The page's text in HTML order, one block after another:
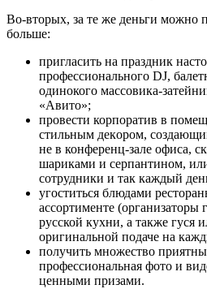
Во-вторых, за те же деньги можно
больше:
пригласить на праздник
профессионального DJ,
одинокого массовика-
«Авито»;
провести корпоратив в
стильным декором,
не в конференц-зале офиса,
шариками и серпантином,
сотрудники и так каждый
угоститься блюдами
ассортименте
русской кухни, а также гуся
оригинальной подаче на
получить множество
профессиональная фото и
ценными призами.